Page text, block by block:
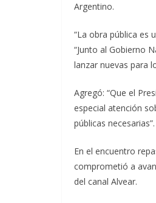
Argentino.
“La obra pública es
“Junto al Gobierno
lanzar nuevas para
Agregó: “Que el
especial atención
públicas necesarias”.
En el encuentro
comprometió a
del canal Alvear.